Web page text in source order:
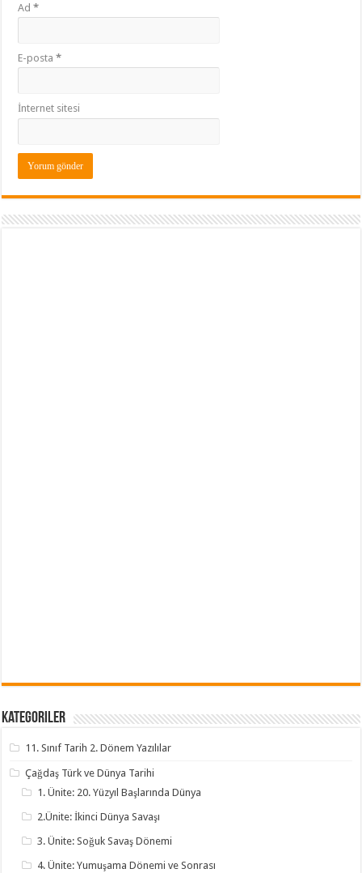
Ad*
E-posta*
İnternet sitesi
Kategoriler
11. Sınıf Tarih 2. Dönem Yazılılar
Çağdaş Türk ve Dünya Tarihi
1. Ünite: 20. Yüzyıl Başlarında Dünya
2.Ünite: İkinci Dünya Savaşı
3. Ünite: Soğuk Savaş Dönemi
4. Ünite: Yumuşama Dönemi ve Sonrası